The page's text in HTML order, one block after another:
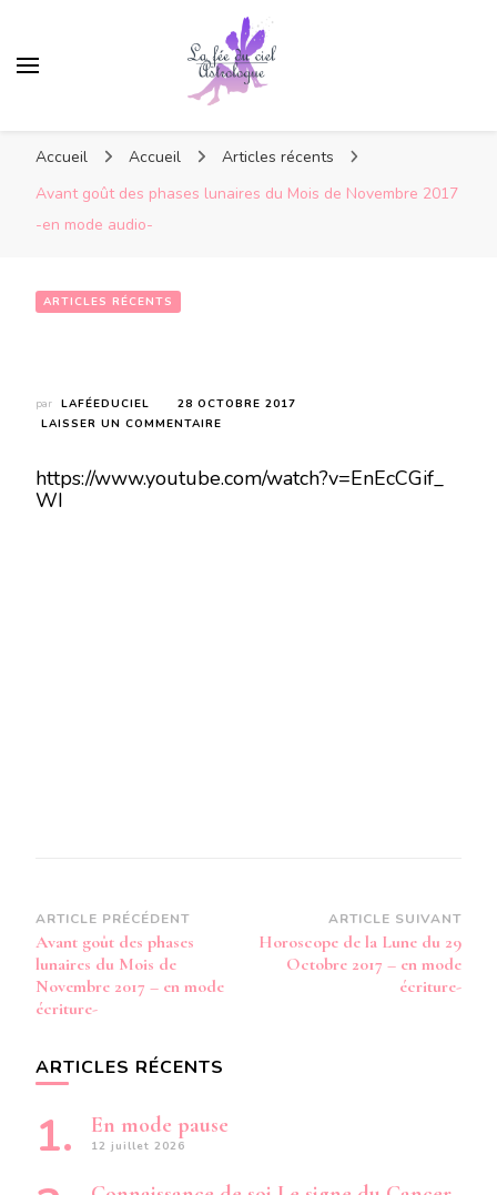
Accueil Accueil
Articles récents
Avant goût des phases lunaires du Mois de Novembre 2017
-en mode audio-
ARTICLES RÉCENTS
par LAFÉEDUCIEL
28 OCTOBRE 2017
LAISSER UN COMMENTAIRE
DES
https://www.youtube.com/watch?v=EnEcCGif_
WI
Navigation
d’article
ARTICLE PRÉCÉDENT
Avant goût des phases
lunaires du Mois de
Novembre 2017 – en mode
écriture-
ARTICLE SUIVANT
Horoscope de la Lune du 29
Octobre 2017 – en mode
écriture-
ARTICLES RÉCENTS
En mode pause
12 juillet 2026